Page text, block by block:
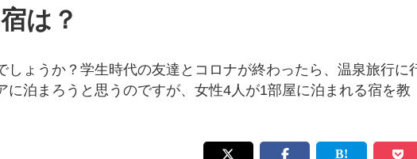
は？
しょうか？学生時代の友達とコロナが終わったら、温泉旅行に
に泊まろうと思うのですが、女性4人が1部屋に泊まれる宿を教